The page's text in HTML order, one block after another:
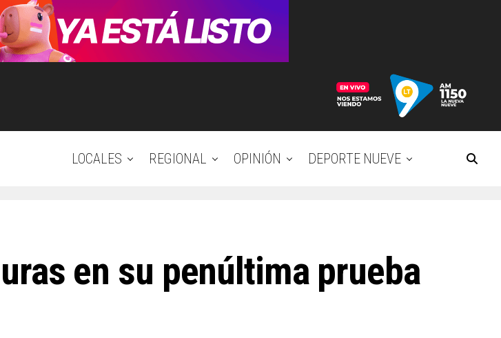
LOCALES REGIONAL OPINIÓN DEPORTE NUEVE
en su penúltima prueba